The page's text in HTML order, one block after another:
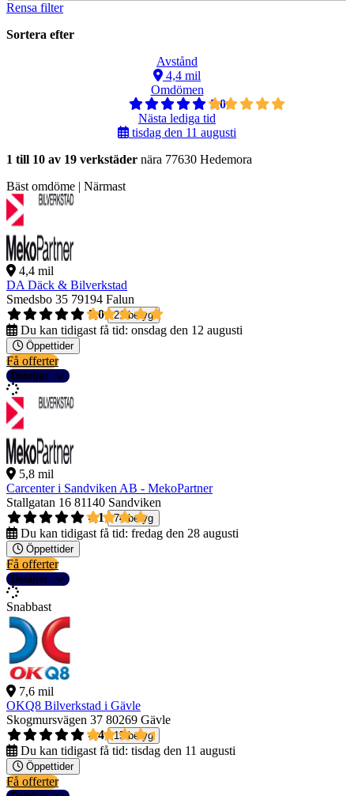
Rensa filter
Sortera efter
Avstånd
4,4 mil
Omdömen
5,0
Nästa lediga tid
tisdag den 11 augusti
1 till 10 av 19 verkstäder nära 77630 Hedemora
Bäst omdöme | Närmast
4,4 mil
DA Däck & Bilverkstad
Smedsbo 35 79194 Falun
5,0
21 betyg
Du kan tidigast få tid: onsdag den 12 augusti
Öppettider
Få offerter
Detaljer
5,8 mil
Carcenter i Sandviken AB - MekoPartner
Stallgatan 16 81140 Sandviken
4,1
74 betyg
Du kan tidigast få tid: fredag den 28 augusti
Öppettider
Få offerter
Detaljer
Snabbast
7,6 mil
OKQ8 Bilverkstad i Gävle
Skogmursvägen 37 80269 Gävle
4,4
15 betyg
Du kan tidigast få tid: tisdag den 11 augusti
Öppettider
Få offerter